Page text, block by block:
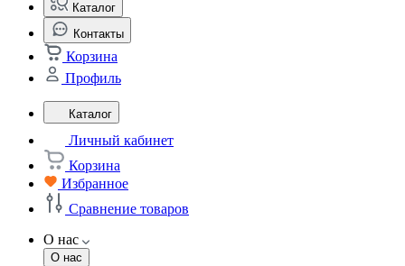
Каталог
Контакты
Корзина
Профиль
Каталог
Личный кабинет
Корзина
Избранное
Сравнение товаров
О нас
О нас